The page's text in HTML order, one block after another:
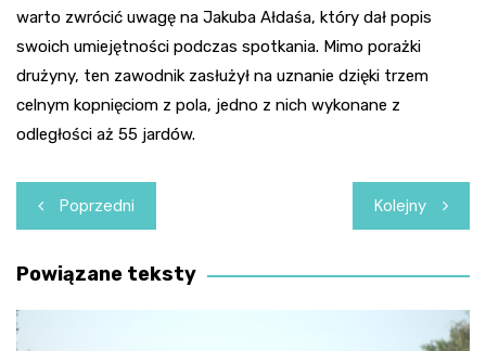
warto zwrócić uwagę na Jakuba Ałdaśa, który dał popis
swoich umiejętności podczas spotkania. Mimo porażki
drużyny, ten zawodnik zasłużył na uznanie dzięki trzem
celnym kopnięciom z pola, jedno z nich wykonane z
odległości aż 55 jardów.
Nawigacja
wpisu
Poprzedni Kolejny
Powiązane teksty